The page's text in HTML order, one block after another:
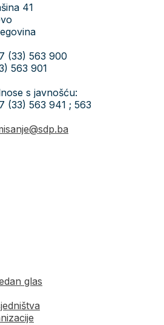
41
(33) 563 900
563 901
s javnošću:
(33) 563 941 ; 563
glas